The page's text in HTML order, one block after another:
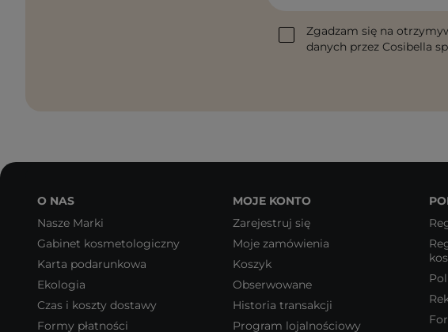
Zgadzam się na
danych przez Cosibella
O NAS
Nasze Marki
Gabinet kosmetologiczny
Karta podarunkowa
Ekologia
Czas i koszty dostawy
Formy płatności
MOJE KONTO
Zarejestruj się
Moje zamówienia
Koszyk
Obserwowane
Historia transakcji
Program lojalnościowy